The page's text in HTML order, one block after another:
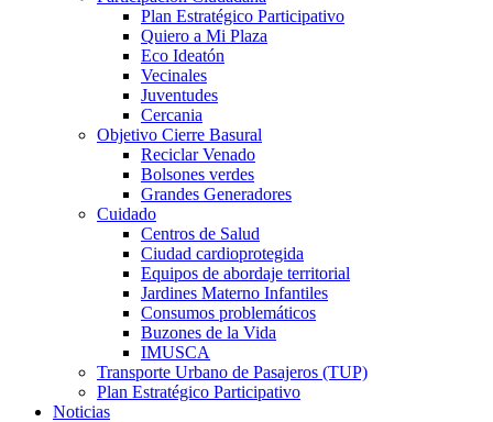
Plan Estratégico Participativo
Quiero a Mi Plaza
Eco Ideatón
Vecinales
Juventudes
Cercania
Objetivo Cierre Basural
Reciclar Venado
Bolsones verdes
Grandes Generadores
Cuidado
Centros de Salud
Ciudad cardioprotegida
Equipos de abordaje territorial
Jardines Materno Infantiles
Consumos problemáticos
Buzones de la Vida
IMUSCA
Transporte Urbano de Pasajeros (TUP)
Plan Estratégico Participativo
Noticias